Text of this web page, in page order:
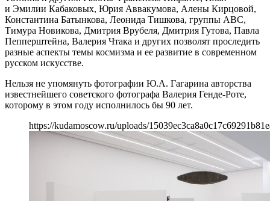
и Эмилии Кабаковых, Юрия Аввакумова, Алены Кирцовой,
Константина Батынкова, Леонида Тишкова, группы ABC,
Тимура Новикова, Дмитрия Врубеля, Дмитрия Гутова, Павла
Пепперштейна, Валерия Чтака и других позволят проследить
разные аспекты темы космизма и ее развитие в современном
русском искусстве.
Нельзя не упомянуть фотографии Ю.А. Гагарина авторства
известнейшего советского фотографа Валерия Генде-Роте,
которому в этом году исполнилось бы 90 лет.
https://kudamoscow.ru/uploads/